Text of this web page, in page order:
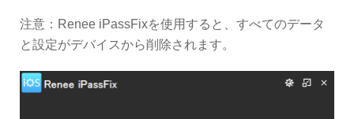
注意：Renee iPassFixを使用すると、すべてのデータ
と設定がデバイスから削除されます。